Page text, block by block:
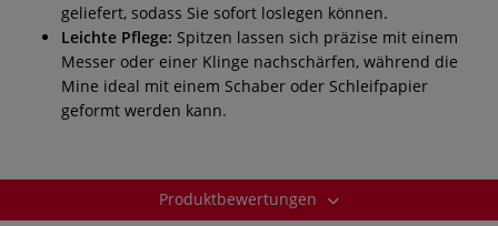
geliefert, sodass Sie sofort loslegen können.
Leichte Pflege: Spitzen lassen sich präzise mit einem
Messer oder einer Klinge nachschärfen, während die
Mine ideal mit einem Schaber oder Schleifpapier
geformt werden kann.
Produktbewertungen